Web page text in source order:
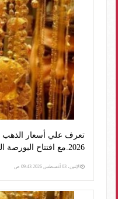
2026.مع افتتاح البورصة العالمية
الإثنين، 03 أغسطس 2026 09:43 ص